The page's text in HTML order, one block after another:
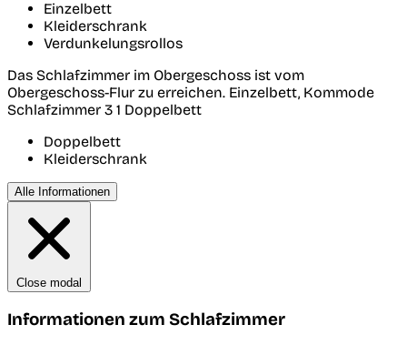
Einzelbett
Kleiderschrank
Verdunkelungsrollos
Das Schlafzimmer im Obergeschoss ist vom
Obergeschoss-Flur zu erreichen. Einzelbett, Kommode
Schlafzimmer 3 1 Doppelbett
Doppelbett
Kleiderschrank
Alle Informationen
Close modal
Informationen zum Schlafzimmer